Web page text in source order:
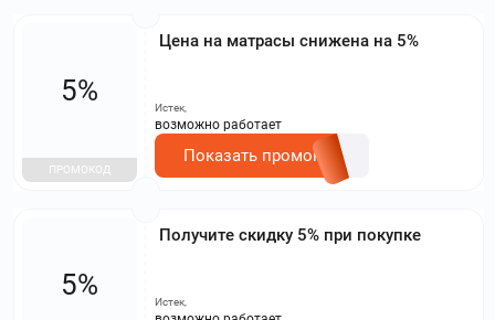
Цена на матрасы снижена на 5%
5%
ПРОМОКОД
Истек,
возможно работает
Показать промокод
Получите скидку 5% при покупке
5%
Истек,